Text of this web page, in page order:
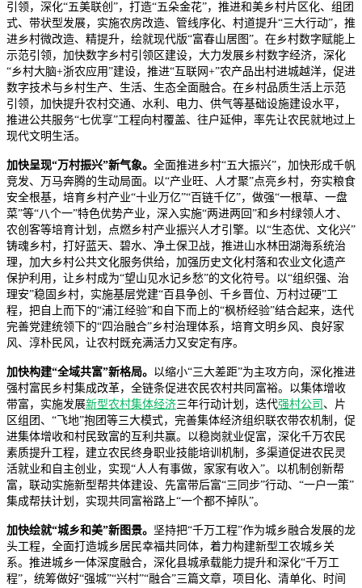
引领，深化“五美联创”，打造“五朵金花”，推进和美乡村片区化、组团
式、带状型发展，实施农房改造、管线序化、村道提升“三大行动”，推
进乡村微改造、精提升，绘就现代版“富春山居图”。在乡村数字赋能上
示范引领，加快数字乡村引领区建设，大力发展乡村数字经济，深化
“乡村大脑+浙农应用”建设，推进“互联网+”农产品出村进城越洋，促进
数字技术与乡村生产、生活、生态全面融合。在乡村品质生活上示范
引领，加快提升农村交通、水利、电力、供气等基础设施建设水平，
推进公共服务“七优享”工程向村覆盖、往户延伸，率先让农民就地过上
现代文明生活。
加快呈现“万村振兴”新气象。 全面推进乡村“五大振兴”，加快形成千帆
竞发、万马奔腾的生动局面。以“产业旺、人才聚”点亮乡村，夯实粮食
安全根基，培育乡村产业“十业万亿”“百链千亿”，做强“一根草、一盘
菜”等“八个一”特色优势产业，深入实施“两进两回”和乡村绿领人才、
农创客等培育计划，点燃乡村产业振兴人才引擎。以“生态优、文化兴”
铸魂乡村，打好蓝天、碧水、净土保卫战，推进山水林田湖海系统治
理，加大乡村公共文化服务供给，加强历史文化村落和农业文化遗产
保护利用，让乡村成为“望山见水记乡愁”的文化符号。以“组织强、治
理安”稳固乡村，实施基层党建“百县争创、千乡晋位、万村过硬”工
程，把自上而下的“浦江经验”和自下而上的“枫桥经验”结合起来，迭代
完善党建统领下的“四治融合”乡村治理体系，培育文明乡风、良好家
风、淳朴民风，让农村既充满活力又安定有序。
加快构建“全域共富”新格局。 以缩小“三大差距”为主攻方向，深化推进
强村富民乡村集成改革，全链条促进农民农村共同富裕。以集体增收
带富，实施发展新型农村集体经济三年行动计划，迭代强村公司 、片
区组团、“飞地”抱团等三大模式，完善集体经济组织联农带农机制，促
进集体增收和村民致富的互利共赢。以稳岗就业促富，深化千万农民
素质提升工程，建立农民终身职业技能培训机制，多渠道促进农民灵
活就业和自主创业，实现“人人有事做，家家有收入”。以机制创新帮
富，联动实施新型帮共体建设、先富带后富“三同步”行动、“一户一策”
集成帮扶计划，实现共同富裕路上“一个都不掉队”。
加快绘就“城乡和美”新图景。 坚持把“千万工程”作为城乡融合发展的龙
头工程，全面打造城乡居民幸福共同体，着力构建新型工农城乡关
系。推进城乡一体深度融合，深化县城承载能力提升和深化“千万工
程”，统筹做好“强城”“兴村”“融合”三篇文章，项目化、清单化、时间